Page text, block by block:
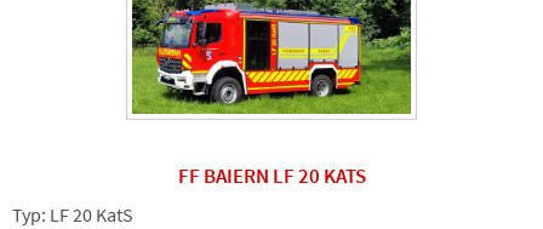
FF BAIERN LF 20 KATS
Typ: LF 20 KatS